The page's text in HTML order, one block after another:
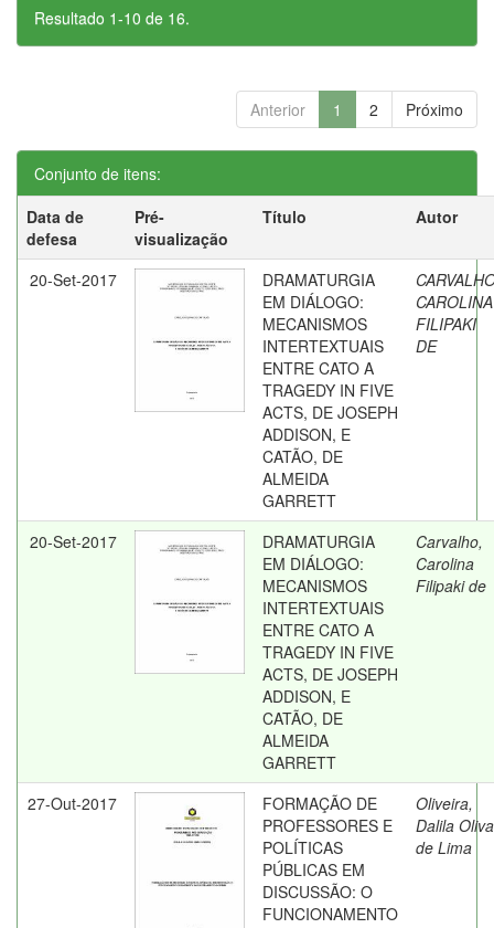
Resultado 1-10 de 16.
Anterior 1 2 Próximo
Conjunto de itens:
Data de
defesa
Pré-
visualização
Título Autor
20-Set-2017
DRAMATURGIA
EM DIÁLOGO:
MECANISMOS
INTERTEXTUAIS
ENTRE CATO A
TRAGEDY IN FIVE
ACTS, DE JOSEPH
ADDISON, E
CATÃO, DE
ALMEIDA
GARRETT
CAROLINA
FILIPAKI
DE
20-Set-2017
DRAMATURGIA
EM DIÁLOGO:
MECANISMOS
INTERTEXTUAIS
ENTRE CATO A
TRAGEDY IN FIVE
ACTS, DE JOSEPH
ADDISON, E
CATÃO, DE
ALMEIDA
GARRETT
Carvalho,
Carolina
Filipaki de
27-Out-2017
FORMAÇÃO DE
PROFESSORES E
POLÍTICAS
PÚBLICAS EM
DISCUSSÃO: O
FUNCIONAMENTO
Oliveira,
Dalila Oliva
de Lima